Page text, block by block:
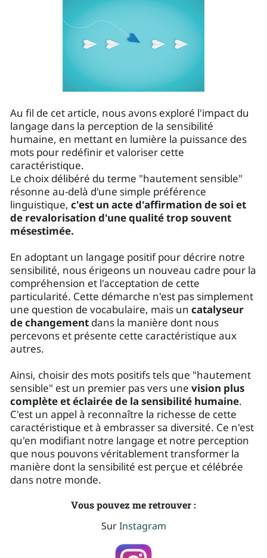
Au fil de cet article, nous avons exploré l'impact du
langage dans la perception de la sensibilité
humaine, en mettant en lumière la puissance des
mots pour redéfinir et valoriser cette
caractéristique.
Le choix délibéré du terme "hautement sensible"
résonne au-delà d'une simple préférence
linguistique, c'est un acte d'affirmation de soi et
de revalorisation d'une qualité trop souvent
mésestimée.
En adoptant un langage positif pour décrire notre
sensibilité, nous érigeons un nouveau cadre pour la
compréhension et l'acceptation de cette
particularité. Cette démarche n'est pas simplement
une question de vocabulaire, mais un catalyseur
de changement dans la manière dont nous
percevons et présente cette caractéristique aux
autres.
Ainsi, choisir des mots positifs tels que "hautement
sensible" est un premier pas vers une vision plus
complète et éclairée de la sensibilité humaine.
C'est un appel à reconnaître la richesse de cette
caractéristique et à embrasser sa diversité. Ce n'est
qu'en modifiant notre langage et notre perception
que nous pouvons véritablement transformer la
manière dont la sensibilité est perçue et célébrée
dans notre monde.
Vous pouvez me retrouver :
SurInstagram